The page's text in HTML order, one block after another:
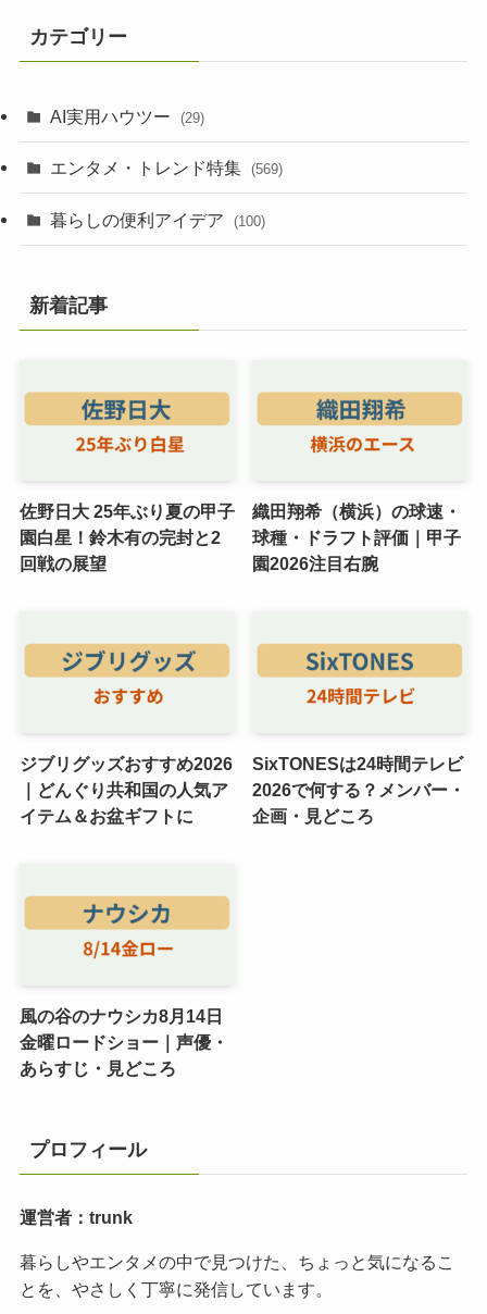
カテゴリー
AI実用ハウツー (29)
エンタメ・トレンド特集 (569)
暮らしの便利アイデア (100)
新着記事
佐野日大 25年ぶり夏の甲子
園白星！鈴木有の完封と2
回戦の展望
織田翔希（横浜）の球速・
球種・ドラフト評価｜甲子
園2026注目右腕
ジブリグッズおすすめ2026
｜どんぐり共和国の人気ア
イテム＆お盆ギフトに
SixTONESは24時間テレビ
2026で何する？メンバー・
企画・見どころ
風の谷のナウシカ8月14日
金曜ロードショー｜声優・
あらすじ・見どころ
プロフィール
運営者：trunk
暮らしやエンタメの中で見つけた、ちょっと気になるこ
とを、やさしく丁寧に発信しています。